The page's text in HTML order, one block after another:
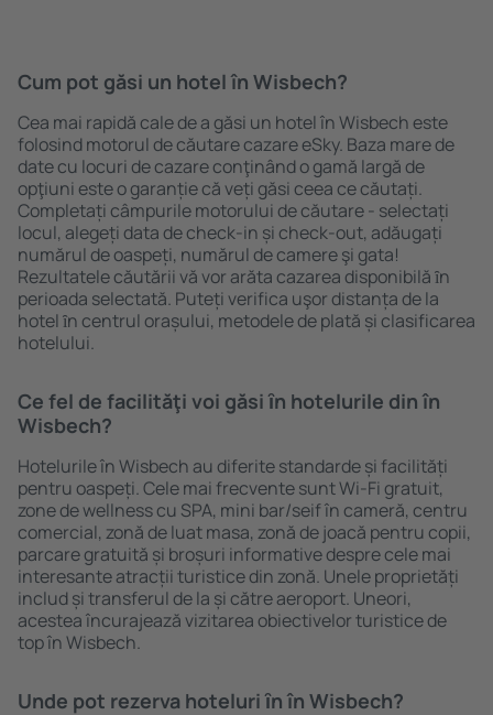
Cum pot găsi un hotel în Wisbech?
Cea mai rapidă cale de a găsi un hotel în Wisbech este
folosind motorul de căutare cazare eSky. Baza mare de
date cu locuri de cazare conţinând o gamă largă de
opţiuni este o garanție că veți găsi ceea ce căutați.
Completați câmpurile motorului de căutare - selectați
locul, alegeți data de check-in și check-out, adăugați
numărul de oaspeți, numărul de camere şi gata!
Rezultatele căutării vă vor arăta cazarea disponibilă ȋn
perioada selectată. Puteți verifica uşor distanța de la
hotel ȋn centrul orașului, metodele de plată și clasificarea
hotelului.
Ce fel de facilităţi voi găsi ȋn hotelurile din în
Wisbech?
Hotelurile în Wisbech au diferite standarde și facilități
pentru oaspeți. Cele mai frecvente sunt Wi-Fi gratuit,
zone de wellness cu SPA, mini bar/seif în cameră, centru
comercial, zonă de luat masa, zonă de joacă pentru copii,
parcare gratuită și broșuri informative despre cele mai
interesante atracții turistice din zonă. Unele proprietăți
includ și transferul de la și către aeroport. Uneori,
acestea încurajează vizitarea obiectivelor turistice de
top în Wisbech.
Unde pot rezerva hoteluri ȋn în Wisbech?